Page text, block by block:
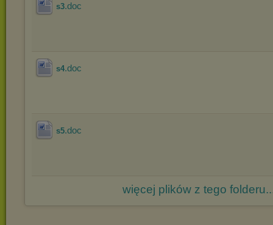
s3.doc
s4.doc
s5.doc
więcej plików z tego